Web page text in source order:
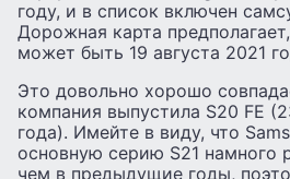
году, и в список включен
Дорожная карта
может быть 19 августа 2021
Это довольно хорошо
компания выпустила S20 FE
года). Имейте в виду, что
основную серию S21 намного
чем в предыдущие годы,